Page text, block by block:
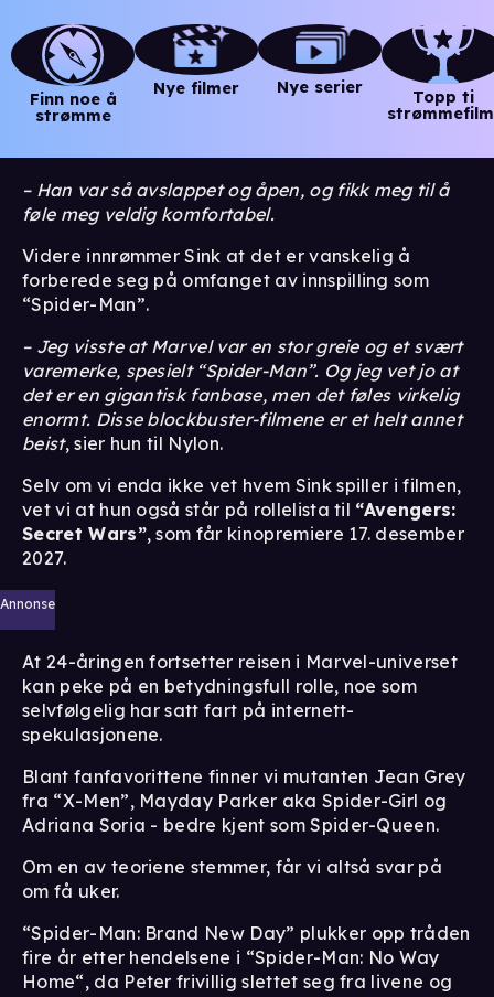
Finn noe å
strømme
Nye filmer Nye serier
Topp ti
– Han var så avslappet og åpen, og fikk meg til å
føle meg veldig komfortabel.
Videre innrømmer Sink at det er vanskelig å
forberede seg på omfanget av innspilling som
“Spider-Man”.
– Jeg visste at Marvel var en stor greie og et svært
varemerke, spesielt “Spider-Man”. Og jeg vet jo at
det er en gigantisk fanbase, men det føles virkelig
enormt. Disse blockbuster-filmene er et helt annet
beist, sier hun til Nylon.
Selv om vi enda ikke vet hvem Sink spiller i filmen,
vet vi at hun også står på rollelista til “Avengers:
Secret Wars”, som får kinopremiere 17. desember
2027.
Annonse
At 24-åringen fortsetter reisen i Marvel-universet
kan peke på en betydningsfull rolle, noe som
selvfølgelig har satt fart på internett-
spekulasjonene.
Blant fanfavorittene finner vi mutanten Jean Grey
fra “X-Men”, Mayday Parker aka Spider-Girl og
Adriana Soria - bedre kjent som Spider-Queen.
Om en av teoriene stemmer, får vi altså svar på
om få uker.
“Spider-Man: Brand New Day” plukker opp tråden
fire år etter hendelsene i “Spider-Man: No Way
Home“, da Peter frivillig slettet seg fra livene og